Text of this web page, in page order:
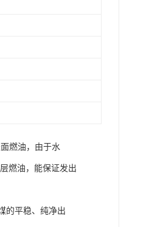
燃油，由于水
燃油，能保证发出
的平稳、纯净出